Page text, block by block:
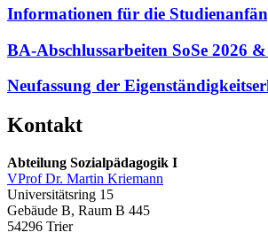
Informationen für die
BA-Abschlussarbeiten SoSe 2026
Neufassung der
Kontakt
Abteilung Sozialpädagogik I
VProf Dr. Martin Kriemann
Universitätsring 15
Gebäude B, Raum B 445
54296 Trier